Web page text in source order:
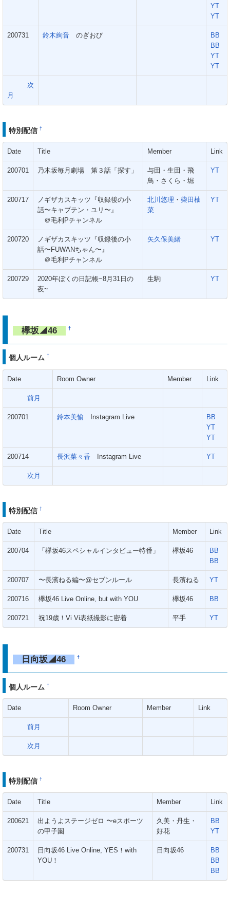
YT
YT
200731 鈴木絢音 のぎおび
BB
BB
YT
YT
次
月
特別配信 †
Date Title Member Link
200701 乃木坂毎月劇場 第３話「探す」
与田・生田・飛
鳥・さくら・堀
YT
200717
ノギザカスキッツ『収録後の小
話〜キャプテン・ユリ〜』
＠毛利Pチャンネル
北川悠理 ・ 柴田柚
菜
YT
200720
ノギザカスキッツ『収録後の小
話〜FUWANちゃん〜』
＠毛利Pチャンネル
矢久保美緒 YT
200729
2020年ぼくの日記帳~8月31日の
夜~
生駒 YT
欅坂◢46 †
個人ルーム †
Date Room Owner Member Link
前月
200701 鈴本美愉 Instagram Live
BB
YT
YT
200714 長沢菜々香 Instagram Live YT
次月
特別配信 †
Date Title Member Link
200704 「欅坂46スペシャルインタビュー特番」 欅坂46
BB
BB
200707 〜長濱ねる編〜@セブンルール 長濱ねる YT
200716 欅坂46 Live Online, but with YOU 欅坂46 BB
200721 祝19歳！Vi Vi表紙撮影に密着 平手 YT
日向坂◢46 †
個人ルーム †
Date Room Owner Member Link
前月
次月
特別配信 †
Date Title Member Link
200621
出ようよステージゼロ 〜eスポーツ
の甲子園
久美・丹生・
好花
BB
YT
200731
日向坂46 Live Online, YES！with
YOU！
日向坂46
BB
BB
BB